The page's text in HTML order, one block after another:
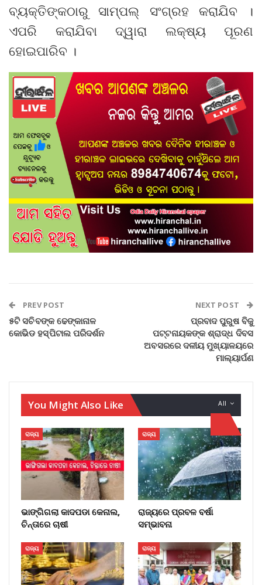
ବ୍ୟକ୍ତିଙ୍କଠାରୁ ସାମ୍ପଲ୍ ସଂଗ୍ରହ କରାଯିବ ।
ଏପରି କରାଯିବା ଦ୍ୱାରା ଲକ୍ଷ୍ୟ ପୂରଣ
ହୋଇପାରିବ ।
PREV POST
୫ଟି ସଚିବଙ୍କ ଢେଙ୍କାନାଳ
କୋଭିଡ ହସ୍ପିଟାଲ ପରିଦର୍ଶନ
NEXT POST
ପ୍ରବାଦ ପୁରୁଷ ବିଜୁ
ପଟ୍ଟନାୟକଙ୍କ ଶ୍ରାଦ୍ଧ ଦିବସ
ଅବସରରେ ଦଳୀୟ ମୁଖ୍ୟାଳୟରେ
ମାଲ୍ୟାର୍ପଣ
All
You Might Also Like
ରାଜ୍ୟ
ଭାଙ୍ଗିଗଲା କାଦପଡା କେନାଲ,
ଚିନ୍ତାରେ ଚାଷୀ
ରାଜ୍ୟ
ରାଜ୍ୟରେ ପ୍ରବଳ ବର୍ଷା
ସମ୍ଭାବନା
ରାଜ୍ୟ ରାଜ୍ୟ